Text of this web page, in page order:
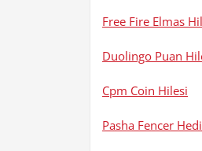
Free Fire Elmas
Duolingo Puan
Cpm Coin Hilesi
Pasha Fencer